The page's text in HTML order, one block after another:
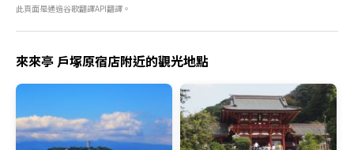
此頁面是通過谷歌翻譯API翻譯。
來來亭 戶塚原宿店附近的觀光地點